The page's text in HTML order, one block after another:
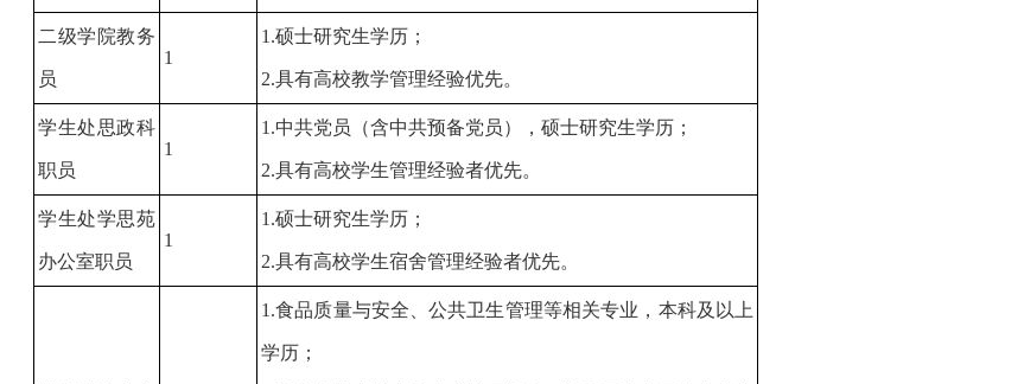
二级学院教务
员
1
1.硕士研究生学历；
2.具有高校教学管理经验优先。
学生处思政科
职员
1
1.中共党员（含中共预备党员），硕士研究生学历；
2.具有高校学生管理经验者优先。
学生处学思苑
办公室职员
1
1.硕士研究生学历；
2.具有高校学生宿舍管理经验者优先。
1.食品质量与安全、公共卫生管理等相关专业，本科及以上
学历；